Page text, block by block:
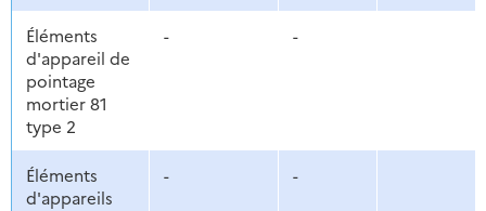
Éléments
d'appareil de
pointage
mortier 81
type 2
- -
Éléments
d'appareils
- -